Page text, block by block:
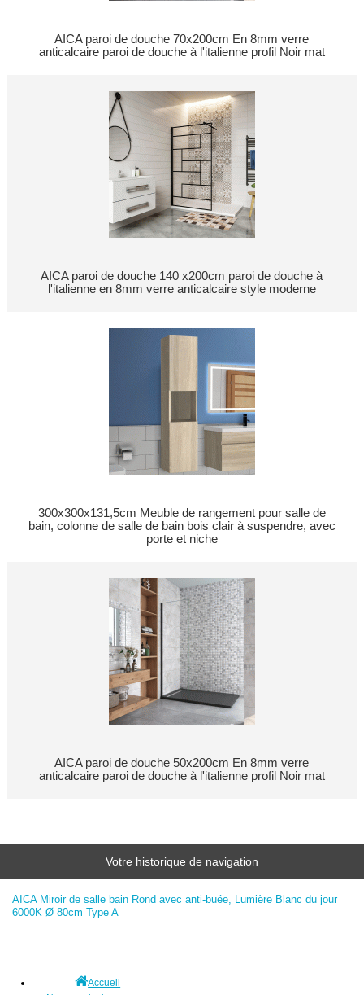
AICA paroi de douche 70x200cm En 8mm verre
anticalcaire paroi de douche à l'italienne profil Noir mat
AICA paroi de douche 140 x200cm paroi de douche à
l'italienne en 8mm verre anticalcaire style moderne
300x300x131,5cm Meuble de rangement pour salle de
bain, colonne de salle de bain bois clair à suspendre, avec
porte et niche
AICA paroi de douche 50x200cm En 8mm verre
anticalcaire paroi de douche à l'italienne profil Noir mat
Votre historique de navigation
AICA Miroir de salle bain Rond avec anti-buée, Lumière Blanc du jour
6000K Ø 80cm Type A
Accueil